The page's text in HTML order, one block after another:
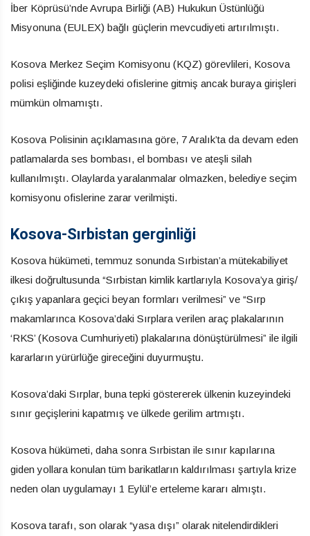
İber Köprüsü’nde Avrupa Birliği (AB) Hukukun Üstünlüğü
Misyonuna (EULEX) bağlı güçlerin mevcudiyeti artırılmıştı.
Kosova Merkez Seçim Komisyonu (KQZ) görevlileri, Kosova
polisi eşliğinde kuzeydeki ofislerine gitmiş ancak buraya girişleri
mümkün olmamıştı.
Kosova Polisinin açıklamasına göre, 7 Aralık’ta da devam eden
patlamalarda ses bombası, el bombası ve ateşli silah
kullanılmıştı. Olaylarda yaralanmalar olmazken, belediye seçim
komisyonu ofislerine zarar verilmişti.
Kosova-Sırbistan gerginliği
Kosova hükümeti, temmuz sonunda Sırbistan’a mütekabiliyet
ilkesi doğrultusunda “Sırbistan kimlik kartlarıyla Kosova’ya giriş/
çıkış yapanlara geçici beyan formları verilmesi” ve “Sırp
makamlarınca Kosova’daki Sırplara verilen araç plakalarının
‘RKS’ (Kosova Cumhuriyeti) plakalarına dönüştürülmesi” ile ilgili
kararların yürürlüğe gireceğini duyurmuştu.
Kosova’daki Sırplar, buna tepki göstererek ülkenin kuzeyindeki
sınır geçişlerini kapatmış ve ülkede gerilim artmıştı.
Kosova hükümeti, daha sonra Sırbistan ile sınır kapılarına
giden yollara konulan tüm barikatların kaldırılması şartıyla krize
neden olan uygulamayı 1 Eylül’e erteleme kararı almıştı.
Kosova tarafı, son olarak “yasa dışı” olarak nitelendirdikleri